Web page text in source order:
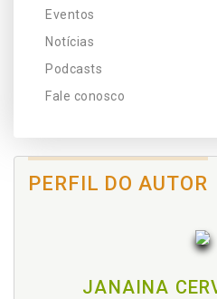
Eventos
Notícias
Podcasts
Fale conosco
PERFIL DO AUTOR
JANAINA